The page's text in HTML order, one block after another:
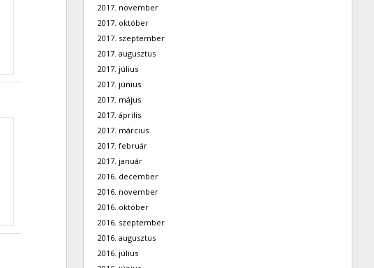
2017. november
2017. október
2017. szeptember
2017. augusztus
2017. július
2017. június
2017. május
2017. április
2017. március
2017. február
2017. január
2016. december
2016. november
2016. október
2016. szeptember
2016. augusztus
2016. július